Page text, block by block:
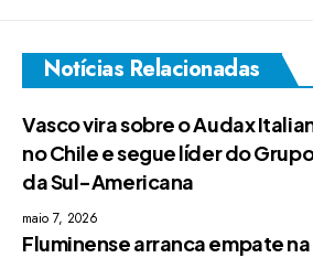
Notícias Relacionadas
Vasco vira sobre o Audax
no Chile e segue líder do
da Sul-Americana
maio 7, 2026
Fluminense arranca empate na